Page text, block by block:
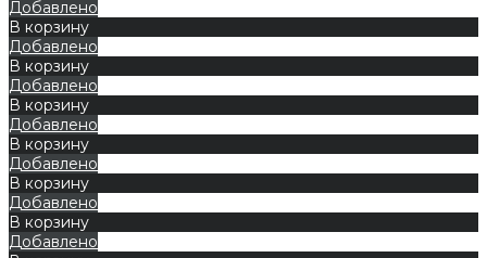
Добавлено
В корзину
Добавлено
В корзину
Добавлено
В корзину
Добавлено
В корзину
Добавлено
В корзину
Добавлено
В корзину
Добавлено